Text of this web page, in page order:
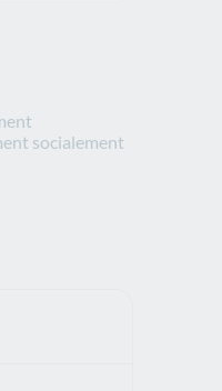
socialement